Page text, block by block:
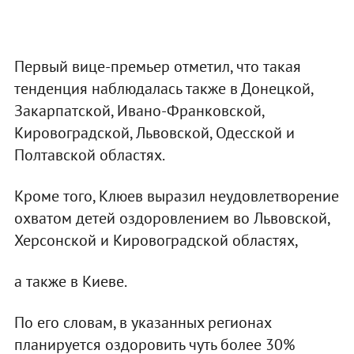
Первый вице-премьер отметил, что такая
тенденция наблюдалась также в Донецкой,
Закарпатской, Ивано-Франковской,
Кировоградской, Львовской, Одесской и
Полтавской областях.
Кроме того, Клюев выразил неудовлетворение
охватом детей оздоровлением во Львовской,
Херсонской и Кировоградской областях,
а также в Киеве.
По его словам, в указанных регионах
планируется оздоровить чуть более 30%